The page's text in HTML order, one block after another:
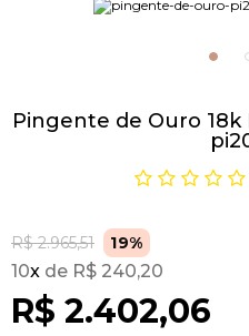
Pingente de Ouro 18k
R$ 2.965,51 19%
R$ 2.402,06
10x R$ 240,20
Brincos
Pulseiras